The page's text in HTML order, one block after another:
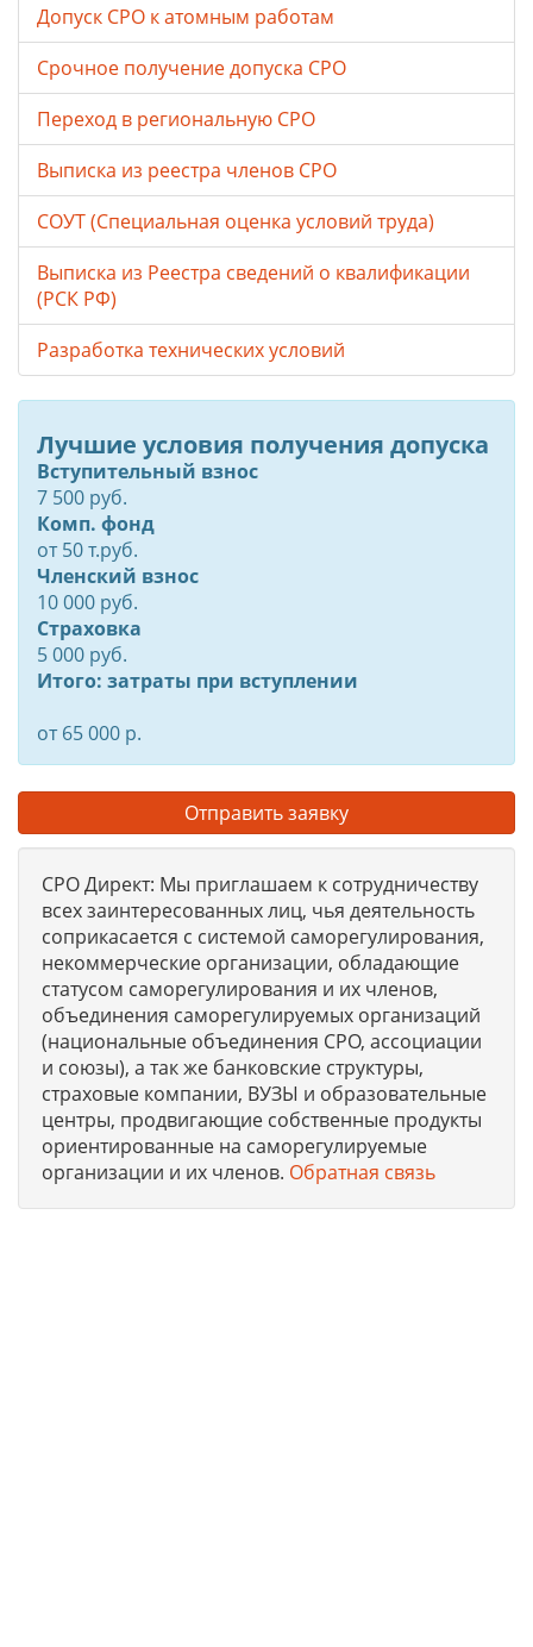
Допуск СРО к атомным работам
Срочное получение допуска СРО
Переход в региональную СРО
Выписка из реестра членов СРО
СОУТ (Специальная оценка условий труда)
Выписка из Реестра сведений о квалификации
(РСК РФ)
Разработка технических условий
Лучшие условия получения допуска
Вступительный взнос
7 500 руб.
Комп. фонд
от50т.руб.
Членский взнос
10 000 руб.
Страховка
5 000 руб.
Итого: затраты при вступлении
от 65 000 р.
Отправить заявку
СРО Директ: Мы приглашаем к сотрудничеству
всех заинтересованных лиц, чья деятельность
соприкасается с системой саморегулирования,
некоммерческие организации, обладающие
статусом саморегулирования и их членов,
объединения саморегулируемых организаций
(национальные объединения СРО, ассоциации
и союзы), а так же банковские структуры,
страховые компании, ВУЗЫ и образовательные
центры, продвигающие собственные продукты
ориентированные на саморегулируемые
организации и их членов. Обратная связь